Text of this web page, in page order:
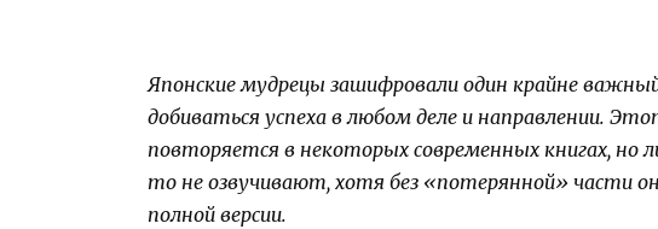
Японские мудрецы зашифровали один крайне
добиваться успеха в любом деле и направлении.
повторяется в некоторых современных книгах, но
то не озвучивают, хотя без «потерянной» части
полной версии.